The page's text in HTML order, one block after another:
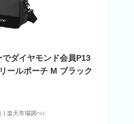
ダイヤモンド会員P13
ールポーチ M ブラック
楽天市場調べ）